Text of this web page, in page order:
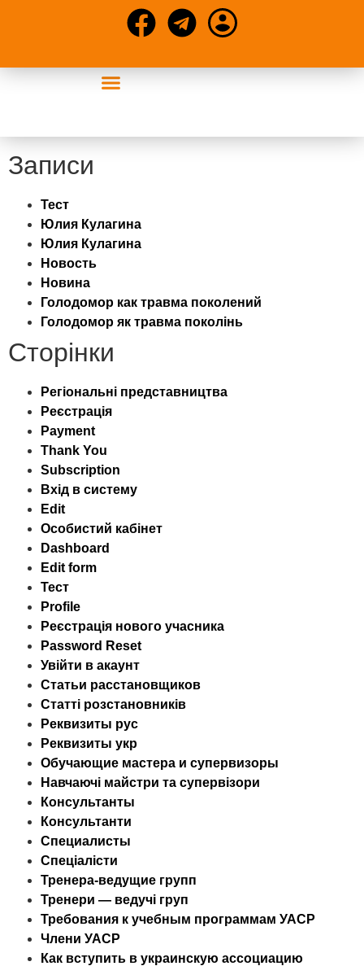
Записи
Тест
Юлия Кулагина
Юлия Кулагина
Новость
Новина
Голодомор как травма поколений
Голодомор як травма поколінь
Сторінки
Регіональні представництва
Реєстрація
Payment
Thank You
Subscription
Вхід в систему
Edit
Особистий кабінет
Dashboard
Edit form
Тест
Profile
Реєстрація нового учасника
Password Reset
Увійти в акаунт
Статьи расстановщиков
Статті розстановників
Реквизиты рус
Реквизиты укр
Обучающие мастера и супервизоры
Навчаючі майстри та супервізори
Консультанты
Консультанти
Специалисты
Спеціалісти
Тренера-ведущие групп
Тренери — ведучі груп
Требования к учебным программам УАСР
Члени УАСР
Как вступить в украинскую ассоциацию